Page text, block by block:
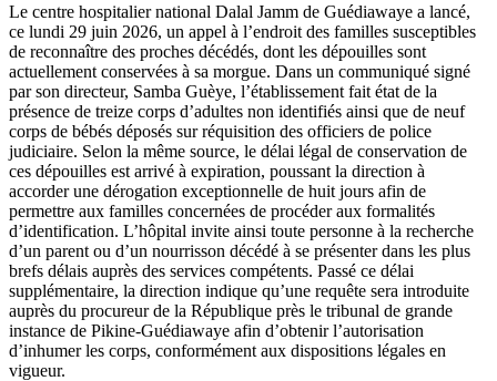
Le centre hospitalier national Dalal Jamm de Guédiawaye a lancé,
ce lundi 29 juin 2026, un appel à l’endroit des familles susceptibles
de reconnaître des proches décédés, dont les dépouilles sont
actuellement conservées à sa morgue. Dans un communiqué signé
par son directeur, Samba Guèye, l’établissement fait état de la
présence de treize corps d’adultes non identifiés ainsi que de neuf
corps de bébés déposés sur réquisition des officiers de police
judiciaire. Selon la même source, le délai légal de conservation de
ces dépouilles est arrivé à expiration, poussant la direction à
accorder une dérogation exceptionnelle de huit jours afin de
permettre aux familles concernées de procéder aux formalités
d’identification. L’hôpital invite ainsi toute personne à la recherche
d’un parent ou d’un nourrisson décédé à se présenter dans les plus
brefs délais auprès des services compétents. Passé ce délai
supplémentaire, la direction indique qu’une requête sera introduite
auprès du procureur de la République près le tribunal de grande
instance de Pikine-Guédiawaye afin d’obtenir l’autorisation
d’inhumer les corps, conformément aux dispositions légales en
vigueur.